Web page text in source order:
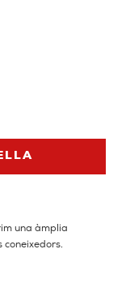
una àmplia